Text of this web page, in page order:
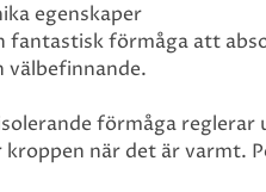
egenskaper
fantastisk förmåga att
välbefinnande.
förmåga
kroppen när det är varmt.